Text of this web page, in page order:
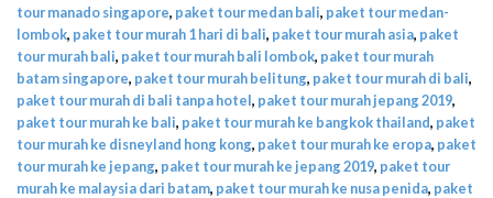
tour manado singapore, paket tour medan bali, paket tour medan-
lombok, paket tour murah 1 hari di bali, paket tour murah asia, paket
tour murah bali, paket tour murah bali lombok, paket tour murah
batam singapore, paket tour murah belitung, paket tour murah di bali,
paket tour murah di bali tanpa hotel, paket tour murah jepang 2019,
paket tour murah ke bali, paket tour murah ke bangkok thailand, paket
tour murah ke disneyland hong kong, paket tour murah ke eropa, paket
tour murah ke jepang, paket tour murah ke jepang 2019, paket tour
murah ke malaysia dari batam, paket tour murah ke nusa penida, paket